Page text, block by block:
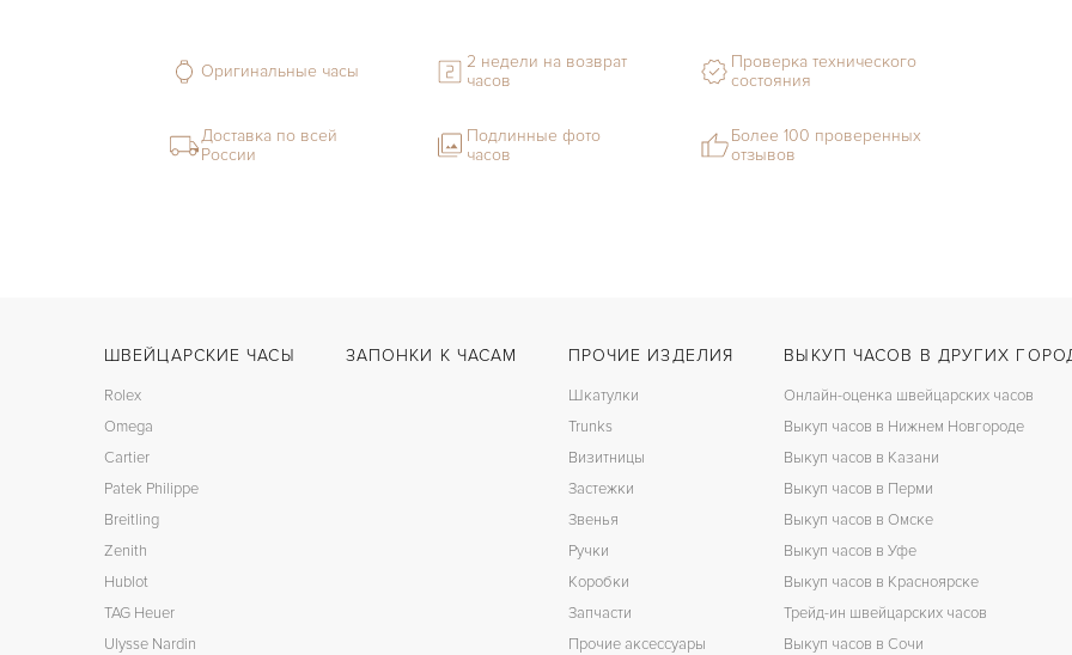
Оригинальные часы
2 недели на возврат
часов
Проверка технического
состояния
Доставка по всей
России
Подлинные фото
часов
Более 100 проверенных
отзывов
ШВЕЙЦАРСКИЕ ЧАСЫ
Rolex
Omega
Cartier
Patek Philippe
Breitling
Zenith
Hublot
TAG Heuer
Ulysse Nardin
ЗАПОНКИ К ЧАСАМ ПРОЧИЕ ИЗДЕЛИЯ
Шкатулки
Trunks
Визитницы
Застежки
Звенья
Ручки
Коробки
Запчасти
Прочие аксессуары
ВЫКУП ЧАСОВ В ДРУГИХ
Онлайн-оценка швейцарских часов
Выкуп часов в Нижнем Новгороде
Выкуп часов в Казани
Выкуп часов в Перми
Выкуп часов в Омске
Выкуп часов в Уфе
Выкуп часов в Красноярске
Трейд-ин швейцарских часов
Выкуп часов в Сочи